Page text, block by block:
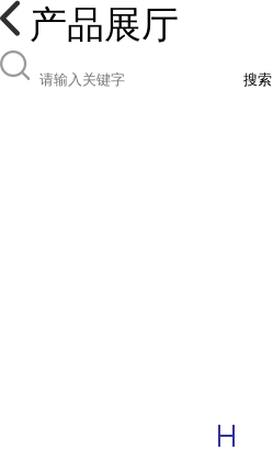
产品展厅
搜索